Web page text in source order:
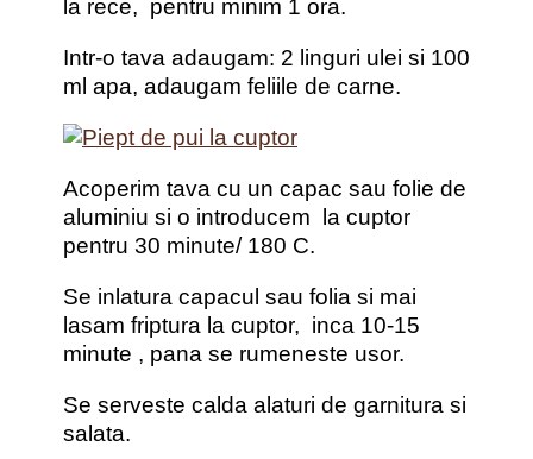
la rece, pentru minim 1 ora.
Intr-o tava adaugam: 2 linguri ulei si 100
ml apa, adaugam feliile de carne.
Acoperim tava cu un capac sau folie de
aluminiu si o introducem la cuptor
pentru 30 minute/ 180 C.
Se inlatura capacul sau folia si mai
lasam friptura la cuptor, inca 10-15
minute , pana se rumeneste usor.
Se serveste calda alaturi de garnitura si
salata.